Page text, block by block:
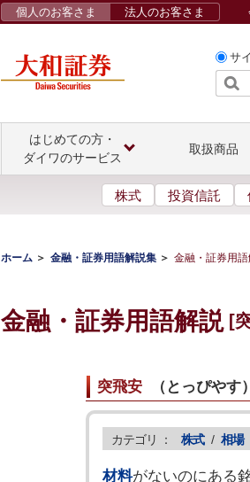
サ
個人のお客さま 法人のお客さま
はじめての方・
ダイワのサービス
取扱商品
株式 投資信託
ホーム 金融・証券用語解説集 金融・証券用
金融・証券用語解説 [
突飛安 （ とっぴやす）
カテゴリ ： 株式 / 相場
材料がないのにある